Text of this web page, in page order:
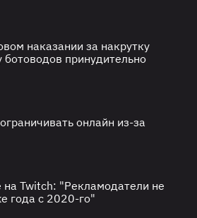
наказании за накрутку
ботоводов принудительно
онлайн из-за
на Twitch: "Рекламодатели не
года с 2020-го"